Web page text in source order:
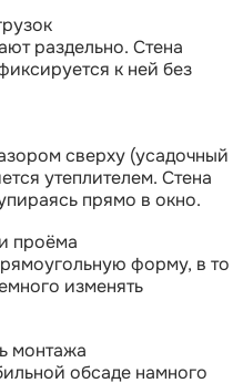
раздельно. Стена
к ней без
сверху (усадочный
утеплителем. Стена
прямо в окно.
проёма
форму, в то
изменять
монтажа
обсаде намного